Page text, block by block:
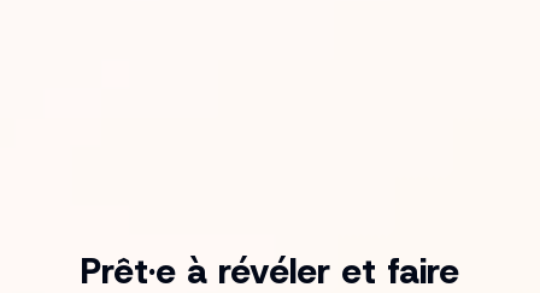
Prêt·e à révéler et faire